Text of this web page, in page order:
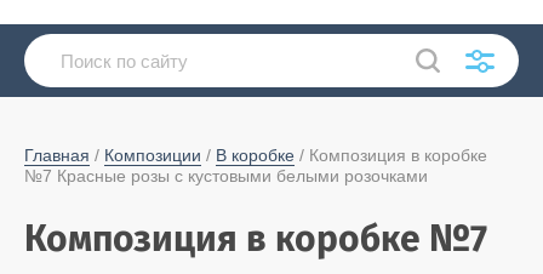
Главная / Композиции / В коробке / Композиция в коробке
№7 Красные розы с кустовыми белыми розочками
Композиция в коробке №7